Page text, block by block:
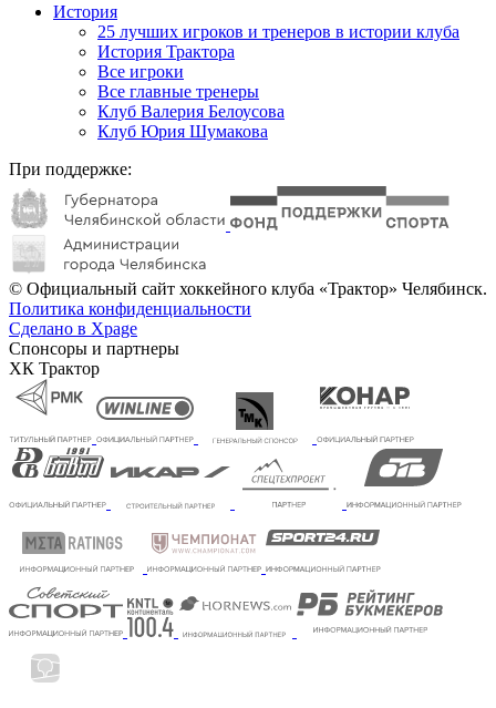
История
25 лучших игроков и тренеров в истории клуба
История Трактора
Все игроки
Все главные тренеры
Клуб Валерия Белоусова
Клуб Юрия Шумакова
При поддержке:
© Официальный сайт хоккейного клуба «Трактор» Челябинск.
Политика конфиденциальности
Сделано в Xpage
Спонсоры и партнеры
ХК Трактор